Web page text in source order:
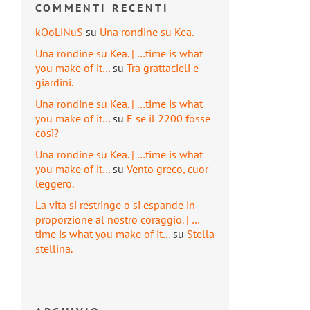
COMMENTI RECENTI
kOoLiNuS su Una rondine su Kea.
Una rondine su Kea. | …time is what
you make of it… su Tra grattacieli e
giardini.
Una rondine su Kea. | …time is what
you make of it… su E se il 2200 fosse
così?
Una rondine su Kea. | …time is what
you make of it… su Vento greco, cuor
leggero.
La vita si restringe o si espande in
proporzione al nostro coraggio. | …
time is what you make of it… su Stella
stellina.